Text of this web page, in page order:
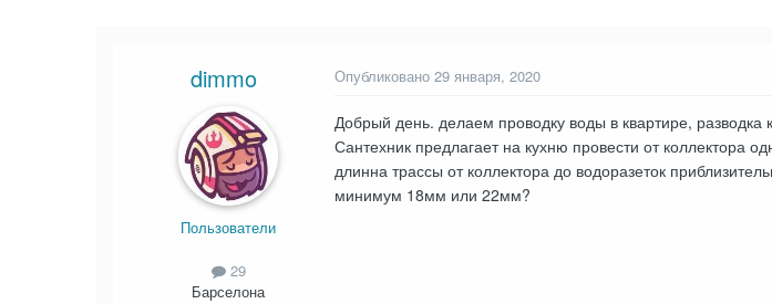
dimmo
Пользователи
29
Барселона
Опубликовано 29 января, 2020
Добрый день. делаем проводку воды в квартире,
Сантехник предлагает на кухню провести от
длинна трассы от коллектора до водоразеток
минимум 18мм или 22мм?